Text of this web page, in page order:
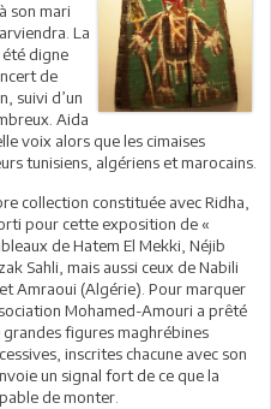
son mari
La
digne
de
suivi d’un
Aida
voix alors que les cimaises
tunisiens, algériens et marocains.
collection constituée avec Ridha,
pour cette exposition de «
de Hatem El Mekki, Néjib
Sahli, mais aussi ceux de Nabili
Amraoui (Algérie). Pour marquer
Mohamed-Amouri a prêté
grandes figures maghrébines
inscrites chacune avec son
un signal fort de ce que la
de monter.